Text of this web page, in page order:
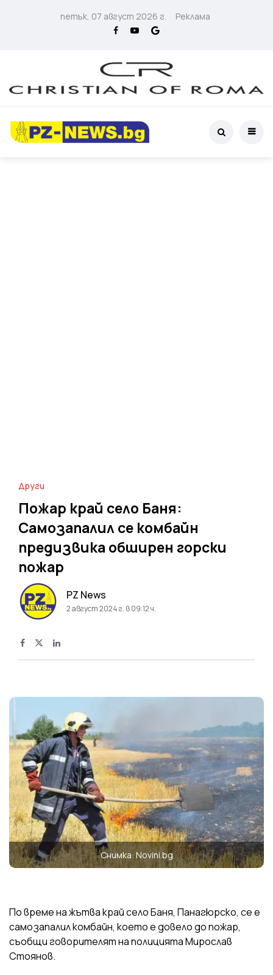
петък, 07 август 2026 г. Реклама
Други
Пожар край село Баня:
Самозапалил се комбайн
предизвика обширен горски
пожар
PZ News
2 август 2024 г. в 09:12 ч.
Снимка: Novini.bg
По време на жътва край село Баня, Панагюрско, се е
самозапалил комбайн, което е довело до пожар,
съобщи говорителят на полицията Мирослав
Стоянов.